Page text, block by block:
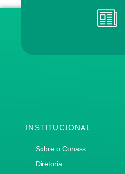
INSTITUCIONAL
Sobre o Conass
Diretoria